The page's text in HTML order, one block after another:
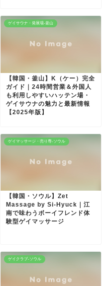
ゲイサウナ・発展場-釜山
【韓国・釜山】K（ケー）完全
ガイド｜24時間営業＆外国人
も利用しやすいハッテン場・
ゲイサウナの魅力と最新情報
【2025年版】
ゲイマッサージ・売り専-ソウル
【韓国・ソウル】Zet
Massage by Si-Hyuck｜江
南で味わうボーイフレンド体
験型ゲイマッサージ
ゲイクラブ-ソウル